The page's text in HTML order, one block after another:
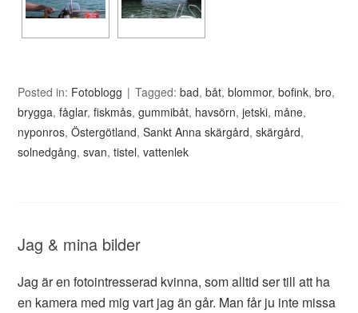
Posted in: Fotoblogg Tagged:bad,båt,blommor,bofink,bro,
brygga,fåglar,fiskmås,gummibåt, havsörn,jetski, måne,
nyponros,Östergötland,Sankt Anna skärgård,skärgård,
solnedgång,svan,tistel,vattenlek
Jag & mina bilder
Jag är en fotointresserad kvinna, som alltid ser till att ha
en kamera med mig vart jag än går. Man får ju inte missa